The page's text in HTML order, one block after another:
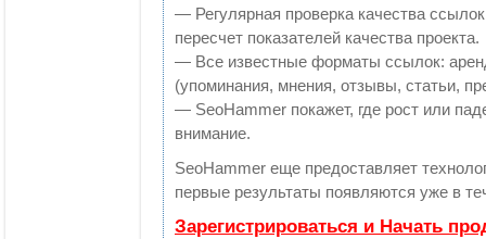
— Регулярная проверка качества
пересчет показателей качества проекта.
— Все известные форматы ссылок:
(упоминания, мнения, отзывы, статьи,
— SeoHammer покажет, где рост или
внимание.
SeoHammer еще предоставляет
первые результаты появляются уже в
Зарегистрироваться и Начать